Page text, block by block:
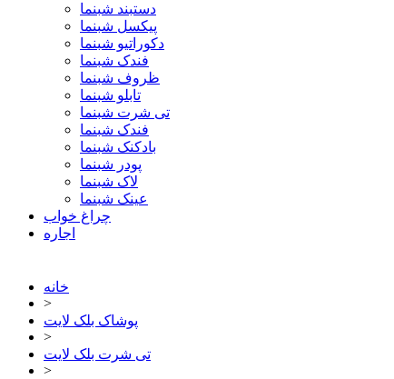
دستبند شبنما
پیکسل شبنما
دکوراتیو شبنما
فندک شبنما
ظروف شبنما
تابلو شبنما
تی شرت شبنما
فندک شبنما
بادکنک شبنما
پودر شبنما
لاک شبنما
عینک شبنما
چراغ خواب
اجاره
خانه
>
پوشاک بلک لایت
>
تی شرت بلک لایت
>